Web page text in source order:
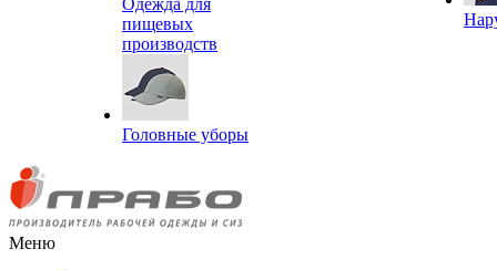
Одежда для
пищевых
производств
Головные уборы
Меню